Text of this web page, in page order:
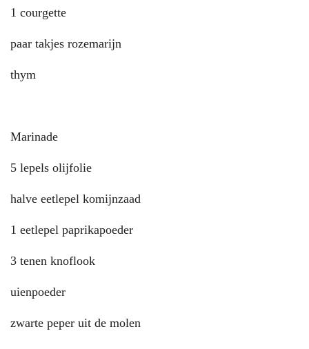
1 courgette
paar takjes rozemarijn
thym
Marinade
5 lepels olijfolie
halve eetlepel komijnzaad
1 eetlepel paprikapoeder
3 tenen knoflook
uienpoeder
zwarte peper uit de molen